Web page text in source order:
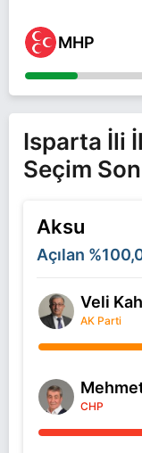
MHP
Isparta İli
Seçim
Aksu
Açılan
Veli
AK Parti
CHP